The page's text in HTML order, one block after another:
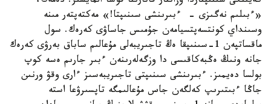
«ءبىلىم نەگىزى - ءبىرىنشى سىنىپتا!» مەكتەپتەر مىنە
وسىنداي كونتسەپتسيامەن جۇمىس جاساۋى كەرەك. سول
ماقساتپەن 1-سىنىپقا ەڭ تاجىريبەلى مۇعالىم ساباق بەرۋى كەرەك
جانە ونىڭ ەڭبەكاقىسى دا وزگەلەرىنەن ءبىر جارىم ەسە كوپ
بولسا دەيمىز. ءبىرىنشى سىنىپتى تاجىريبەسىز ءارى وقۋ ورنىن
جاڭا ءبىتىرىپ كەلگەن جاس مۇعالىمگە تاپسىرۋعا استە